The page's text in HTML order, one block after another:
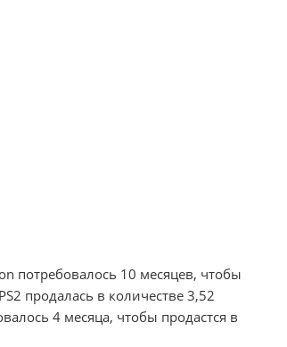
потребовалось 10 месяцев, чтобы
продалась в количестве 3,52
4 месяца, чтобы продастся в